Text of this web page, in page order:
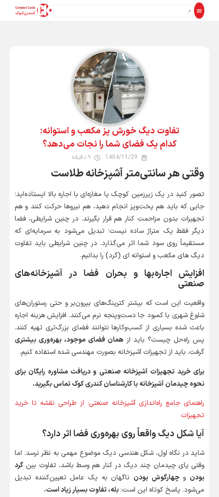
تفاوت دیگ خورش‌ پز مکعب و استوانه:
کدام یک فضای شما را نجات می‌دهد؟
1404/11/29 ۹ دقیقه
وقتی هر سانتی‌متر آشپزخانه طلاست
تصور کنید در یک زیرزمین کوچک یا مغازه‌ای با اجاره بالا ایستاده‌اید؛
جایی که باید هم پخت‌وپز انجام دهید، هم نیروها حرکت کنند و هم
تجهیزات بدون مزاحمت کنار هم قرار بگیرند. در چنین شرایطی، فضا
دیگر فقط یک متراژ ساده نیست؛ تبدیل می‌شود به سرمایه‌ای که
مستقیماً روی سود شما اثر می‌گذارد. در چنین شرایطی باید تفاوت
دیگ های مکعب و استوانه ای (گرد) را بدانیم.
افزایش اجاره‌بها و بحران فضا در آشپزخانه‌های
صنعتی
واقعیت این است که بیشتر کترینگ‌های بیرون‌بر و حتی رستوران‌های
شلوغ شهری با کمبود جا دست‌وپنجه نرم می‌کنند. افزایش هزینه اجاره
باعث شده بسیاری از کسب‌وکارها نتوانند فضای بزرگ‌تری تهیه کنند.
پس راه‌حل چیست؟ باید از همان فضای موجود، بهره‌وری بیشتری
گرفت. باید از تجهیزات آشپزخانه بصورت مهندسی شده استفاده کنیم.
برای خرید تجهیزات آشپزخانه صنعتی و دریافت مشاوره رایگان برای
نحوه چیدمان آشپزخانه با کارشناسان کندری کوک تماس بگیرید.
راهنمای جامع راه‌اندازی آشپزخانه صنعتی: از طراحی نقشه تا خرید
تجهیزات
آیا شکل دیگ واقعاً روی بهره‌وری فضا اثر دارد؟
شاید در نگاه اول، شکل هندسی دیگ موضوع مهمی به نظر نرسد. اما
وقتی پای چیدمان چند دیگ در کنار هم وسط باشد، تفاوت بین گرد
بودن وچهارگوش بودن ناگهان به یک عامل تعیین‌کننده تبدیل
می‌شود. پاسخ کوتاه این است: بله، تفاوت بسیار زیاد است.